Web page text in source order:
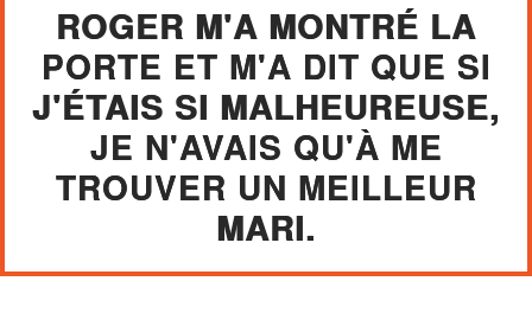
ROGER M'A MONTRÉ LA
PORTE ET M'A DIT QUE SI
J'ÉTAIS SI MALHEUREUSE,
JE N'AVAIS QU'À ME
TROUVER UN MEILLEUR
MARI.